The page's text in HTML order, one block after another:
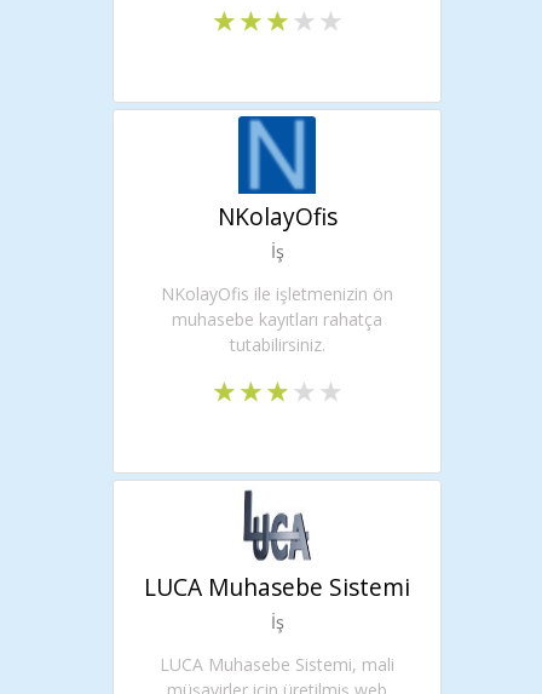
NKolayOfis
İş
NKolayOfis ile işletmenizin ön
muhasebe kayıtları rahatça
tutabilirsiniz.
LUCA Muhasebe Sistemi
İş
LUCA Muhasebe Sistemi, mali